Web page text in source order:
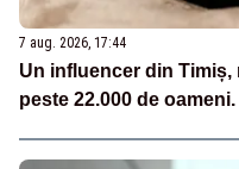
7 aug. 2026, 17:44
Un influencer din
peste 22.000 de